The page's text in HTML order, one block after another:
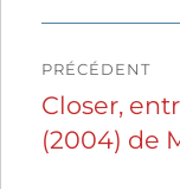
de
l’article
PRÉCÉDENT
Publication
précédente :
Closer,
(2004) de